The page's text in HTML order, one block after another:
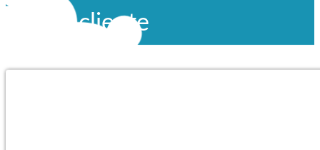
para o cliente